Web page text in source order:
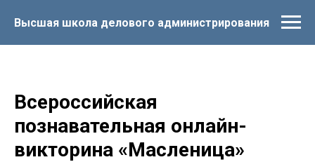
Высшая школа делового администрирования
Всероссийская
познавательная онлайн-
викторина «Масленица»